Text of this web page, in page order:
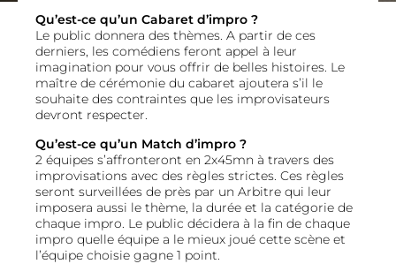
Qu’est-ce qu’un Cabaret d’impro ?
Le public donnera des thèmes. A partir de ces
derniers, les comédiens feront appel à leur
imagination pour vous offrir de belles histoires. Le
maître de cérémonie du cabaret ajoutera s’il le
souhaite des contraintes que les improvisateurs
devront respecter.
Qu’est-ce qu’un Match d’impro ?
2 équipes s’affronteront en 2x45mn à travers des
improvisations avec des règles strictes. Ces règles
seront surveillées de près par un Arbitre qui leur
imposera aussi le thème, la durée et la catégorie de
chaque impro. Le public décidera à la fin de chaque
impro quelle équipe a le mieux joué cette scène et
l’équipe choisie gagne 1 point.